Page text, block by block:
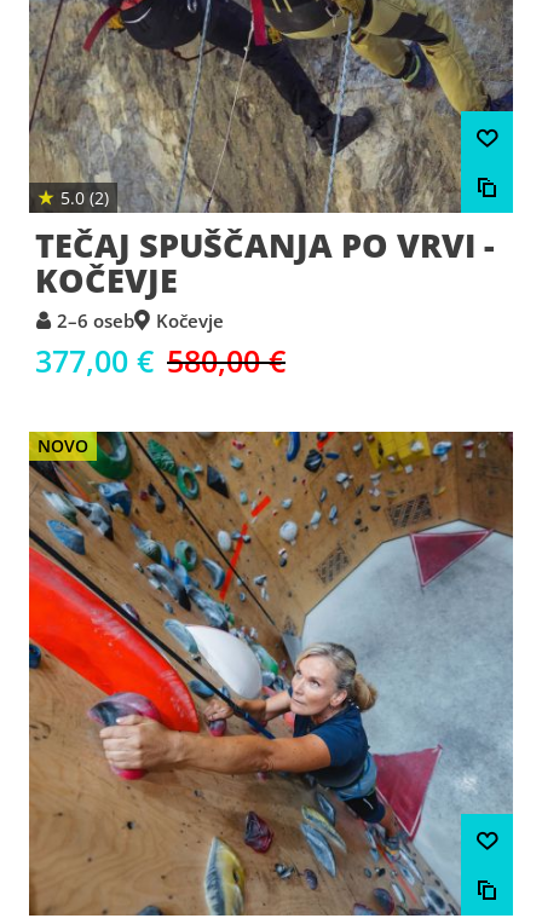
★ 5.0 (2)
TEČAJ SPUŠČANJA PO VRVI -
KOČEVJE
2–6 oseb Kočevje
377,00 € 580,00 €
NOVO